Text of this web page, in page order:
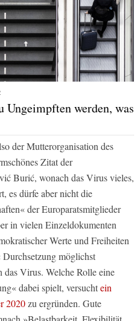
werden, was
der Mutterorganisation des
Zitat der
Burić, wonach das Virus vieles,
es dürfe aber nicht die
der Europaratsmitglieder
in vielen Einzeldokumenten
Werte und Freiheiten
möglichst
das Virus. Welche Rolle eine
dabei spielt, versuchtein
2020zu ergründen. Gute